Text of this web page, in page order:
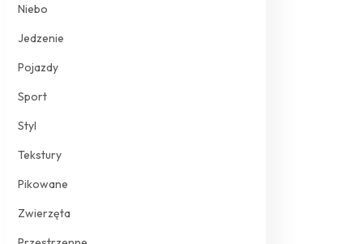
Niebo
Jedzenie
Pojazdy
Sport
Styl
Tekstury
Pikowane
Zwierzęta